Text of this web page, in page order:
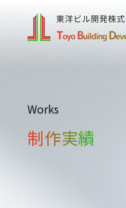
Works
制作実績